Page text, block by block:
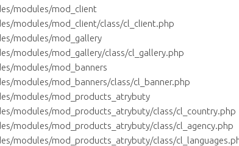
modules/mod_client
modules/mod_client/class/cl_client.php
modules/mod_gallery
modules/mod_gallery/class/cl_gallery.php
modules/mod_banners
modules/mod_banners/class/cl_banner.php
modules/mod_products_atrybuty
modules/mod_products_atrybuty/class/cl_country.php
modules/mod_products_atrybuty/class/cl_agency.php
modules/mod_products_atrybuty/class/